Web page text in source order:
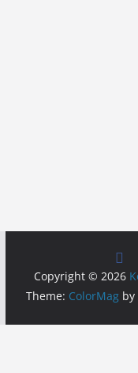
Copyright © 2026
Theme: ColorMagby